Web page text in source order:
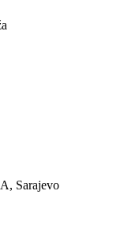
Sarajevo